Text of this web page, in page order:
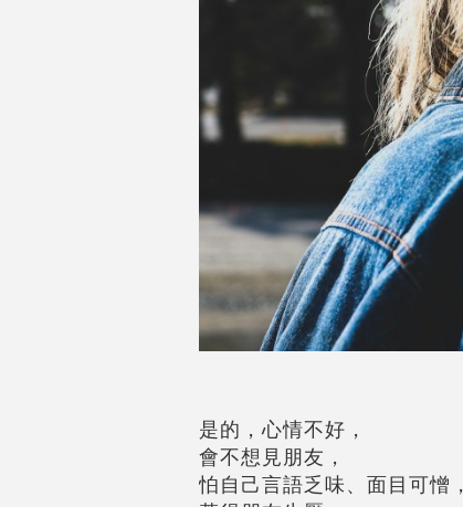
是的，心情不好，
會不想見朋友，
怕自己言語乏味、面目可憎，